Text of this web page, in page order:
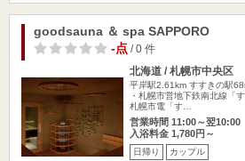
goodsauna ＆ spa SAPPORO
-点/ 0 件
北海道 / 札幌市中央区
平岸駅2.61km すすきの駅
・札幌市営地下鉄南北線「
札幌市電「す…
営業時間 11:00～翌10:00
入浴料金 1,780円～
日帰り カップル